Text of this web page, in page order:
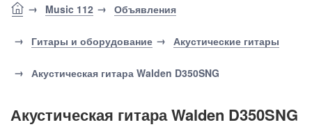
Music 112 Объявления
Гитары и оборудование Акустические гитары
Акустическая гитара Walden D350SNG
Акустическая гитара Walden D350SNG